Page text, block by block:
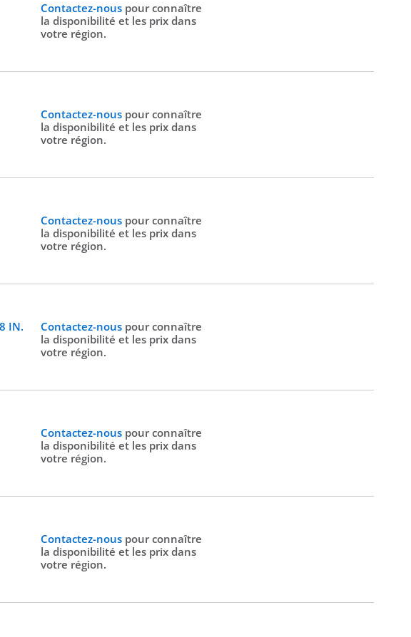
Contactez-nous pour connaître
la disponibilité et les prix dans
votre région.
Contactez-nous pour connaître
la disponibilité et les prix dans
votre région.
Contactez-nous pour connaître
la disponibilité et les prix dans
votre région.
IN.
Contactez-nous pour connaître
la disponibilité et les prix dans
votre région.
Contactez-nous pour connaître
la disponibilité et les prix dans
votre région.
Contactez-nous pour connaître
la disponibilité et les prix dans
votre région.